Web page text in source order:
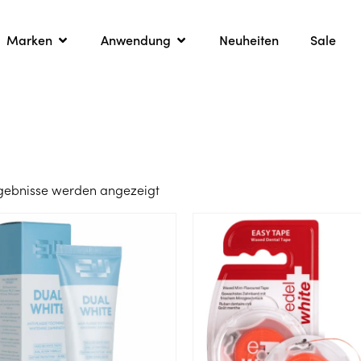
Marken Anwendung Neuheiten Sale
werden angezeigt